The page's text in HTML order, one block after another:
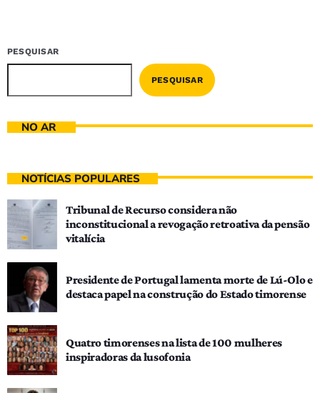
PESQUISAR
PESQUISAR
NO AR
NOTÍCIAS POPULARES
Tribunal de Recurso considera não
inconstitucional a revogação retroativa da pensão
vitalícia
Presidente de Portugal lamenta morte de Lú-Olo e
destaca papel na construção do Estado timorense
Quatro timorenses na lista de 100 mulheres
inspiradoras da lusofonia